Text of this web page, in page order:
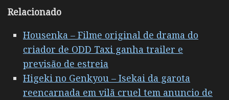
Relacionado
Housenka – Filme original de drama do
criador de ODD Taxi ganha trailer e
previsão de estreia
Higeki no Genkyou – Isekai da garota
reencarnada em vilã cruel tem anuncio de